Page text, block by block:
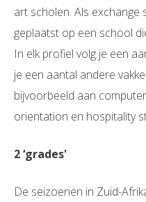
art scholen. Als
geplaatst op een school
In elk profiel volg je een
je een aantal andere
bijvoorbeeld aan
orientation en hospitality
2 ‘grades'
De seizoenen in Zuid-